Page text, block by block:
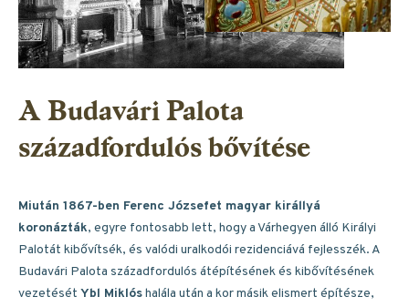
A Budavári Palota
századfordulós bővítése
Miután 1867-ben Ferenc Józsefet magyar királlyá
koronázták, egyre fontosabb lett, hogy a Várhegyen álló Királyi
Palotát kibővítsék, és valódi uralkodói rezidenciává fejlesszék. A
Budavári Palota századfordulós átépítésének és kibővítésének
vezetését Ybl Miklóshalála után a kor másik elismert építésze,